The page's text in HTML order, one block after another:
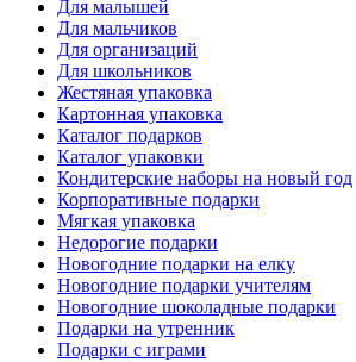
Для малышей
Для мальчиков
Для организаций
Для школьников
Жестяная упаковка
Картонная упаковка
Каталог подарков
Каталог упаковки
Кондитерские наборы на новый год
Корпоративные подарки
Мягкая упаковка
Недорогие подарки
Новогодние подарки на елку
Новогодние подарки учителям
Новогодние шоколадные подарки
Подарки на утренник
Подарки с играми